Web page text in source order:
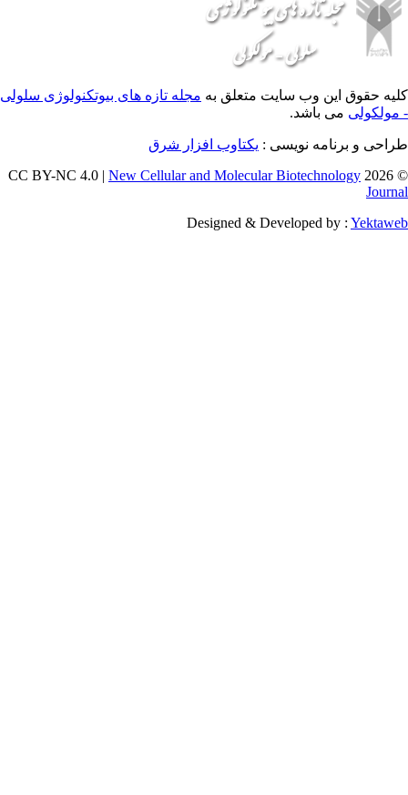
وب سایت متعلق بهمجله تازه های بیوتکنولوژی سلولی
نویسی :یکتاوب افزار شرق
New Cellular and Molecular
Designed &